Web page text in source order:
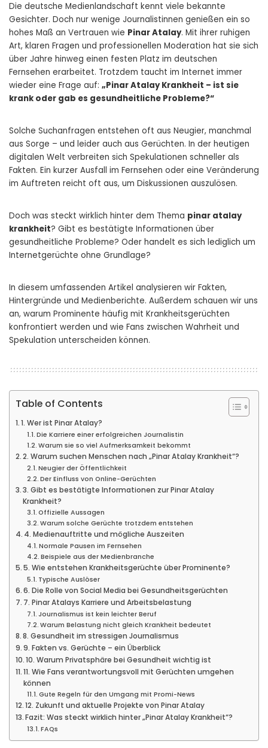
Die deutsche Medienlandschaft kennt viele bekannte
Gesichter. Doch nur wenige Journalistinnen genießen ein so
hohes Maß an Vertrauen wie Pinar Atalay. Mit ihrer ruhigen
Art, klaren Fragen und professionellen Moderation hat sie sich
über Jahre hinweg einen festen Platz im deutschen
Fernsehen erarbeitet. Trotzdem taucht im Internet immer
wieder eine Frage auf: „Pinar Atalay Krankheit – ist sie
krank oder gab es gesundheitliche Probleme?“
Solche Suchanfragen entstehen oft aus Neugier, manchmal
aus Sorge – und leider auch aus Gerüchten. In der heutigen
digitalen Welt verbreiten sich Spekulationen schneller als
Fakten. Ein kurzer Ausfall im Fernsehen oder eine Veränderung
im Auftreten reicht oft aus, um Diskussionen auszulösen.
Doch was steckt wirklich hinter dem Thema pinar atalay
krankheit? Gibt es bestätigte Informationen über
gesundheitliche Probleme? Oder handelt es sich lediglich um
Internetgerüchte ohne Grundlage?
In diesem umfassenden Artikel analysieren wir Fakten,
Hintergründe und Medienberichte. Außerdem schauen wir uns
an, warum Prominente häufig mit Krankheitsgerüchten
konfrontiert werden und wie Fans zwischen Wahrheit und
Spekulation unterscheiden können.
Table of Contents
1. Wer ist Pinar Atalay?
Die Karriere einer erfolgreichen Journalistin
Warum sie so viel Aufmerksamkeit bekommt
2. Warum suchen Menschen nach „Pinar Atalay Krankheit“?
Neugier der Öffentlichkeit
Der Einfluss von Online-Gerüchten
3. Gibt es bestätigte Informationen zur Pinar Atalay
Krankheit?
Offizielle Aussagen
Warum solche Gerüchte trotzdem entstehen
4. Medienauftritte und mögliche Auszeiten
Normale Pausen im Fernsehen
Beispiele aus der Medienbranche
5. Wie entstehen Krankheitsgerüchte über Prominente?
Typische Auslöser
6. Die Rolle von Social Media bei Gesundheitsgerüchten
7. Pinar Atalays Karriere und Arbeitsbelastung
Journalismus ist kein leichter Beruf
Warum Belastung nicht gleich Krankheit bedeutet
8. Gesundheit im stressigen Journalismus
9. Fakten vs. Gerüchte – ein Überblick
10. Warum Privatsphäre bei Gesundheit wichtig ist
11. Wie Fans verantwortungsvoll mit Gerüchten umgehen
können
Gute Regeln für den Umgang mit Promi-News
12. Zukunft und aktuelle Projekte von Pinar Atalay
Fazit: Was steckt wirklich hinter „Pinar Atalay Krankheit“?
FAQs